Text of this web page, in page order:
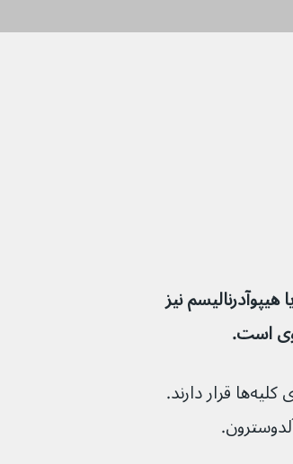
نیز
غدد فوق کلیوی ۲ غده‌ی کوچک هستند که در بالای کلیه‌ها قرار دارند.